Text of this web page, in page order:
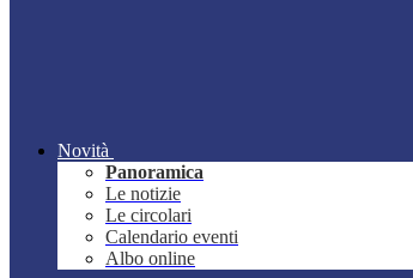
Novità
Panoramica
Le notizie
Le circolari
Calendario eventi
Albo online